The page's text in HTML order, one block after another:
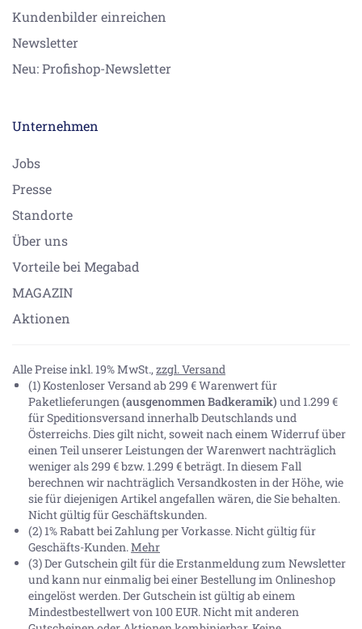
Kundenbilder einreichen
Newsletter
Neu: Profishop-Newsletter
Unternehmen
Jobs
Presse
Standorte
Über uns
Vorteile bei Megabad
MAGAZIN
Aktionen
Alle Preise inkl. 19% MwSt., zzgl. Versand
(1) Kostenloser Versand ab 299 € Warenwert für
Paketlieferungen(ausgenommen Badkeramik) und 1.299 €
für Speditionsversand innerhalb Deutschlands und
Österreichs. Dies gilt nicht, soweit nach einem Widerruf über
einen Teil unserer Leistungen der Warenwert nachträglich
weniger als 299 € bzw. 1.299 € beträgt. In diesem Fall
berechnen wir nachträglich Versandkosten in der Höhe, wie
sie für diejenigen Artikel angefallen wären, die Sie behalten.
Nicht gültig für Geschäftskunden.
(2) 1% Rabatt bei Zahlung per Vorkasse. Nicht gültig für
Geschäfts-Kunden.Mehr
(3) Der Gutschein gilt für die Erstanmeldung zum Newsletter
und kann nur einmalig bei einer Bestellung im Onlineshop
eingelöst werden. Der Gutschein ist gültig ab einem
Mindestbestellwert von 100 EUR. Nicht mit anderen